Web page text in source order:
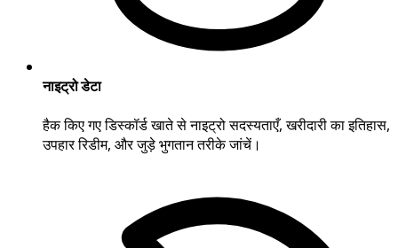
नाइट्रो डेटा
हैक किए गए डिस्कॉर्ड खाते से नाइट्रो सदस्यताएँ, खरीदारी का इतिहास,
उपहार रिडीम, और जुड़े भुगतान तरीके जांचें।